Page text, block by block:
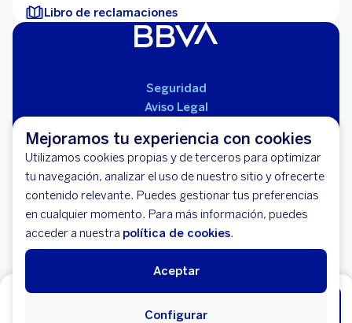
Mejoramos tu experiencia con cookies
Utilizamos cookies propias y de terceros para optimizar
tu navegación, analizar el uso de nuestro sitio y ofrecerte
contenido relevante. Puedes gestionar tus preferencias
en cualquier momento. Para más información, puedes
acceder a nuestra política de cookies.
Aceptar
Configurar
Comienza ahorrar HOY, abre tu Cuenta
Libro de reclamaciones
Seguridad
Aviso Legal
Mapa del Sitio
Libro de Reclamaciones
Llámanos (01) 595-0000
Banco BBVA Perú - RUC 20100130204
Av. República de Panamá 3055 - San Isidro